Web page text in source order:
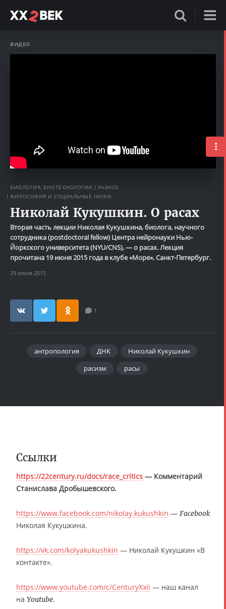
ВИДЕО
БИОЛОГИЯ, БИОТЕХНОЛОГИИ
РАЗНОЕ
ФИЛОСОФИЯ И СОЦИАЛЬНЫЕ НАУКИ
Николай Кукушкин. О расах
Вторая часть лекции Николая Кукушкина, биолога, научного
сотрудника (postdoctoral fellow) Центра нейронауки Нью-
Йоркского университета (NYU/CNS), — о расах. Лекция
прочитана 19 июня 2015 года в клубе «Море», Санкт-Петербург.
29 июня 2015
1
антропология ДНК
Николай Кукушкин
расизм
расы
Ссылки
https://22century.ru/docs/race_critics — Комментарий
Станислава Дробышевского.
https://www.facebook.com/nikolay.kukushkin — Facebook
Николая Кукушкина.
https://vk.com/kolyakukushkin — Николай Кукушкин «В
контакте».
https://www.youtube.com/c/CenturyXxii — наш канал
на Youtube.